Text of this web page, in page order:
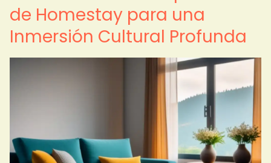
de Homestay para una
Inmersión Cultural Profunda